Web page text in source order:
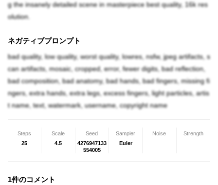
g the insanely detailed scene in masterpiece best quality, 16k res
olution.
ネガティブプロンプト
bad quality, low quality, worst quality, lowres, nsfw, jpeg artifacts, s
can artifacts, mosaic, cropped, error, fewer digits, bad reflection,
bad composition, bad anatomy, bad hands, bad fingers, missing fi
ngers, extra hands, extra legs, excess fingers, light particles, artis
t name, text, watermark, username, copyright name
Steps
25
Scale
4.5
Seed
4276947133
554005
Sampler
Euler
Noise Strength
1件のコメント